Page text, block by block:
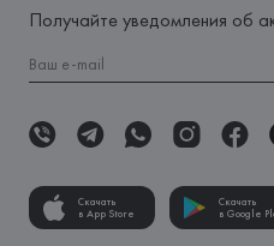
Получайте уведомления об
Скачать
в App Store
Скачать
в Google